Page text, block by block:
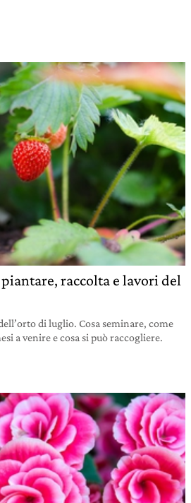
raccolta e lavori del
di luglio. Cosa seminare, come
a venire e cosa si può raccogliere.